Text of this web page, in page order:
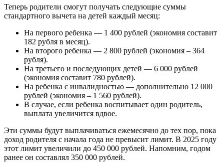
Теперь родители смогут получать следующие суммы
стандартного вычета на детей каждый месяц:
На первого ребенка — 1 400 рублей (экономия составит
182 рубля в месяц).
На второго ребенка — 2 800 рублей (экономия – 364
рубля).
На третьего и последующих детей — 6 000 рублей
(экономия составит 780 рублей).
На ребенка с инвалидностью — дополнительно 12 000
рублей (экономия – 1 560 рублей).
В случае, если ребенка воспитывает один родитель,
выплата увеличится вдвое.
Эти суммы будут выплачиваться ежемесячно до тех пор, пока
доход родителя с начала года не превысит лимит. В 2025 году
этот лимит увеличили до 450 000 рублей. Напомним, годом
ранее он составлял 350 000 рублей.